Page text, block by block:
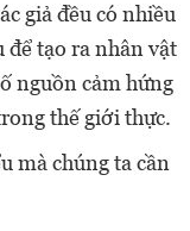
giả đều có nhiều
để tạo ra nhân vật
nguồn cảm hứng
thế giới thực.
mà chúng ta cần